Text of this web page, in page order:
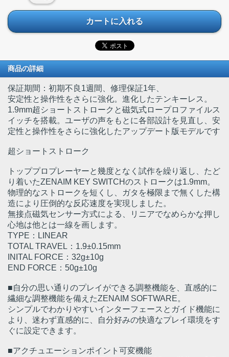
カートに入れる
商品の詳細
保証期間：初期不良1週間、修理保証1年、
安定性と操作性をさらに強化。進化したテンキーレス。
1.9mm超ショートストロークと磁気式ロープロファイルス
イッチを搭載。ユーザの声をもとに各部設計を見直し、安
定性と操作性をさらに強化したアップデート版モデルです
超ショートストローク
トッププロプレーヤーと幾度となく試作を繰り返し、たど
り着いたZENAIM KEY SWITCHのストロークは1.9mm。
物理的なストロークを短くし、ガタを極限まで無くした構
造により圧倒的な反応速度を実現しました。
無接点磁気センサー方式による、リニアでなめらかな押し
心地は他とは一線を画します。
TYPE：LINEAR
TOTAL TRAVEL：1.9±0.15mm
INITAL FORCE：32g±10g
END FORCE：50g±10g
■自分の思い通りのプレイができる調整機能を、直感的に
繊細な調整機能を備えたZENAIM SOFTWARE。
シンプルでわかりやすいインターフェースとガイド機能に
より、迷わず直感的に、自分好みの快適なプレイ環境をす
ぐに設定できます。
■アクチュエーションポイント可変機能